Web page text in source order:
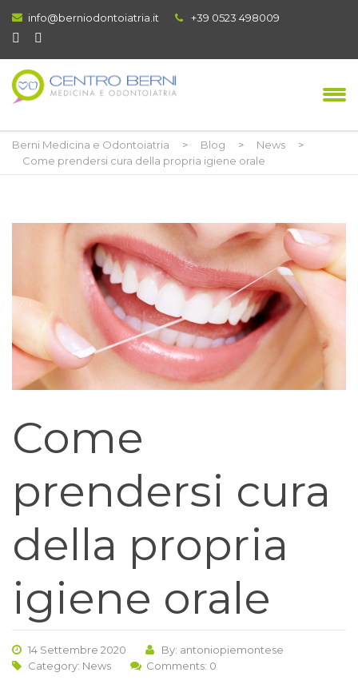
info@berniodontoiatria.it +39 0523 498009
Berni Medicina e Odontoiatria > Blog > News
>
Come prendersi cura della propria igiene orale
Come
prendersi cura
della propria
igiene orale
14 Settembre 2020
By: antoniopiemontese
Category: News Comments: 0